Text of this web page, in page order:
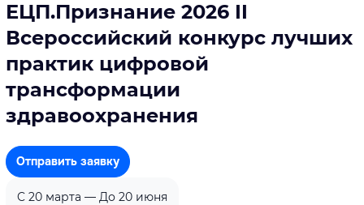
ЕЦП.Признание 2026 II
Всероссийский конкурс лучших
практик цифровой
трансформации
здравоохранения
Отправить заявку
C 20 марта — До 20 июня